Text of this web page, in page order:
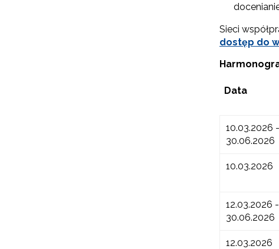
Sieci
dostęp do
Data
10.03.2026 -
30.06.2026
10.03.2026
12.03.2026 -
30.06.2026
12.03.2026